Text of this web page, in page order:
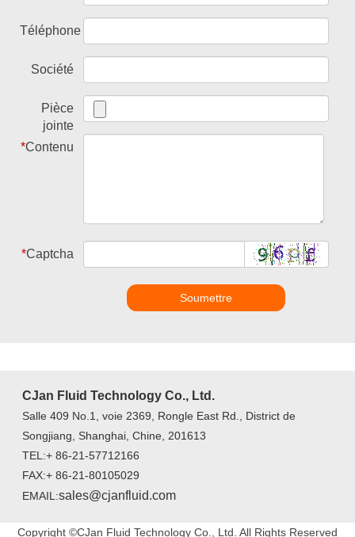
Téléphone
Société
Pièce
jointe
*Contenu
*Captcha
Soumettre
CJan Fluid Technology Co., Ltd.
Salle 409 No.1, voie 2369, Rongle East Rd., District de
Songjiang, Shanghai, Chine, 201613
TEL:+ 86-21-57712166
FAX:+ 86-21-80105029
EMAIL:sales@cjanfluid.com
Copyright ©CJan Fluid Technology Co., Ltd. All Rights Reserved